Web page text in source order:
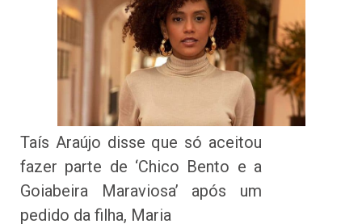
Taís Araújo disse que só aceitou
fazer parte de ‘Chico Bento e a
Goiabeira Maraviosa’ após um
pedido da filha, Maria